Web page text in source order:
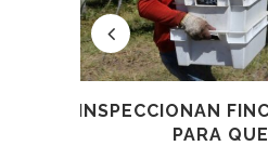
INSPECCIONAN
PARA